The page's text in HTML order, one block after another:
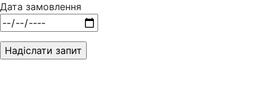
Дата замовлення